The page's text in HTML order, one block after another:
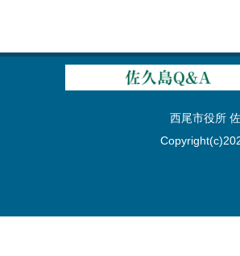
西尾市役所